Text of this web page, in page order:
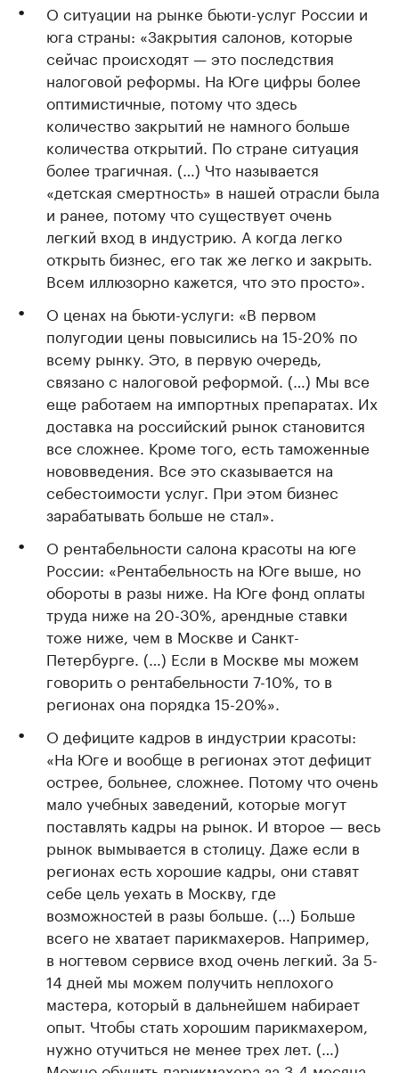
О ситуации на рынке бьюти-услуг России и
юга страны: «Закрытия салонов, которые
сейчас происходят — это последствия
налоговой реформы. На Юге цифры более
оптимистичные, потому что здесь
количество закрытий не намного больше
количества открытий. По стране ситуация
более трагичная. (…) Что называется
«детская смертность» в нашей отрасли была
и ранее, потому что существует очень
легкий вход в индустрию. А когда легко
открыть бизнес, его так же легко и закрыть.
Всем иллюзорно кажется, что это просто».
О ценах на бьюти-услуги: «В первом
полугодии цены повысились на 15-20% по
всему рынку. Это, в первую очередь,
связано с налоговой реформой. (…) Мы все
еще работаем на импортных препаратах. Их
доставка на российский рынок становится
все сложнее. Кроме того, есть таможенные
нововведения. Все это сказывается на
себестоимости услуг. При этом бизнес
зарабатывать больше не стал».
О рентабельности салона красоты на юге
России: «Рентабельность на Юге выше, но
обороты в разы ниже. На Юге фонд оплаты
труда ниже на 20-30%, арендные ставки
тоже ниже, чем в Москве и Санкт-
Петербурге. (…) Если в Москве мы можем
говорить о рентабельности 7-10%, то в
регионах она порядка 15-20%».
О дефиците кадров в индустрии красоты:
«На Юге и вообще в регионах этот дефицит
острее, больнее, сложнее. Потому что очень
мало учебных заведений, которые могут
поставлять кадры на рынок. И второе — весь
рынок вымывается в столицу. Даже если в
регионах есть хорошие кадры, они ставят
себе цель уехать в Москву, где
возможностей в разы больше. (…) Больше
всего не хватает парикмахеров. Например,
в ногтевом сервисе вход очень легкий. За 5-
14 дней мы можем получить неплохого
мастера, который в дальнейшем набирает
опыт. Чтобы стать хорошим парикмахером,
нужно отучиться не менее трех лет. (…)